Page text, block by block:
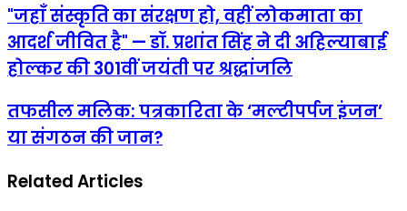
"जहाँ
संस्कृति
का
संरक्षण
हो,
लोकमाता
का
आदर्श
है"
—
"जहाँ संस्कृति का संरक्षण हो, वहीं लोकमाता का
आदर्श जीवित है" — डॉ. प्रशांत सिंह ने दी अहिल्याबाई
होल्कर की 301वीं जयंती पर श्रद्धांजलि
तफसील
मलिक:
पत्रकारिता
‘मल्टीपर्पज
इंजन’
तफसील मलिक: पत्रकारिता के ‘मल्टीपर्पज इंजन’
या संगठन की जान?
Related Articles